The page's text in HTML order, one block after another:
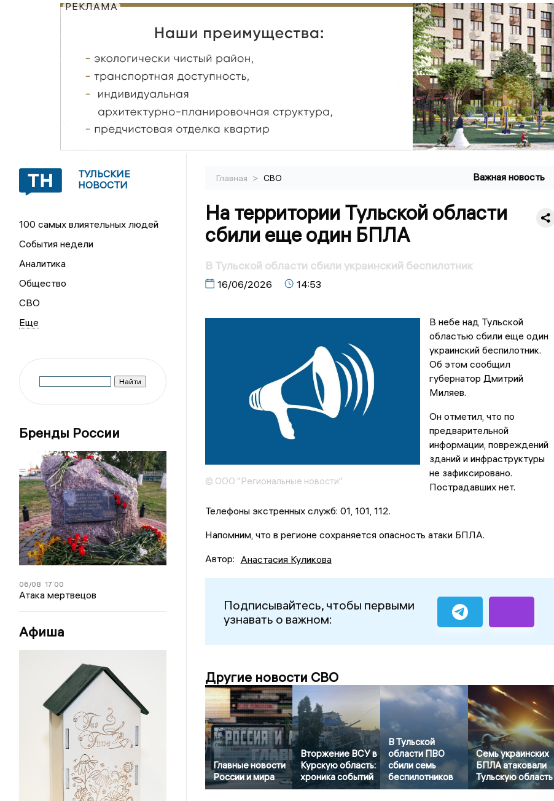
РЕКЛАМА
ТУЛЬСКИЕ
НОВОСТИ
100 самых влиятельных людей
События недели
Аналитика
Общество
СВО
Бренды России
06/08 17:00
Атака мертвецов
Афиша
Главная > СВО Важная новость
На территории Тульской области
сбили еще один БПЛА
В Тульской области сбили украинский беспилотник
16/06/2026 14:53
© ООО "Региональные новости"
В небе над Тульской
областью сбили еще один
украинский беспилотник.
Об этом сообщил
губернатор Дмитрий
Миляев.
Он отметил, что по
предварительной
информации, повреждений
зданий и инфраструктуры
не зафиксировано.
Пострадавших нет.
Телефоны экстренных служб: 01, 101, 112.
Напомним, что в регионе сохраняется опасность атаки БПЛА.
Автор: Анастасия Куликова
Подписывайтесь, чтобы первыми
узнавать о важном:
Другие новости СВО
Главные новости
России и мира
Вторжение ВСУ в
Курскую область:
хроника событий
В Тульской
области ПВО
сбили семь
беспилотников
Семь украинских
БПЛА атаковали
Тульскую область